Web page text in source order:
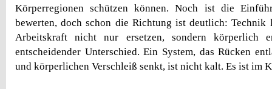
Körperregionen schützen können. Noch ist die
bewerten, doch schon die Richtung ist deutlich: Technik
Arbeitskraft nicht nur ersetzen, sondern körperlich
entscheidender Unterschied. Ein System, das Rücken
und körperlichen Verschleiß senkt, ist nicht kalt. Es ist im